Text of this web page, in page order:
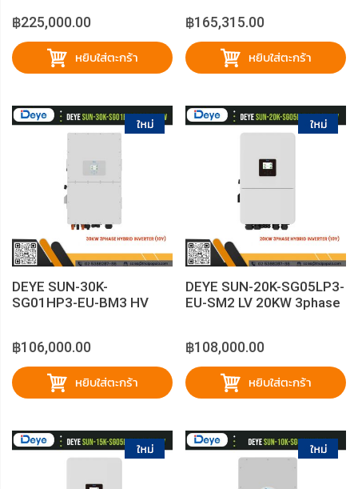
฿225,000.00
หยิบใส่ตะกร้า
฿165,315.00
หยิบใส่ตะกร้า
DEYE SUN-30K-
SG01HP3-EU-BM3 HV
฿106,000.00
หยิบใส่ตะกร้า
DEYE SUN-20K-SG05LP3-
EU-SM2 LV 20KW 3phase
฿108,000.00
หยิบใส่ตะกร้า